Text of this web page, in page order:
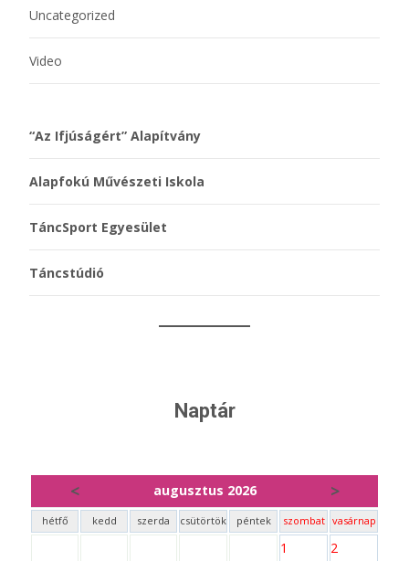
Uncategorized
Video
“Az Ifjúságért” Alapítvány
Alapfokú Művészeti Iskola
TáncSport Egyesület
Táncstúdió
Naptár
< augusztus 2026 >
hétfő kedd szerda csütörtök péntek szombat vasárnap
1 2